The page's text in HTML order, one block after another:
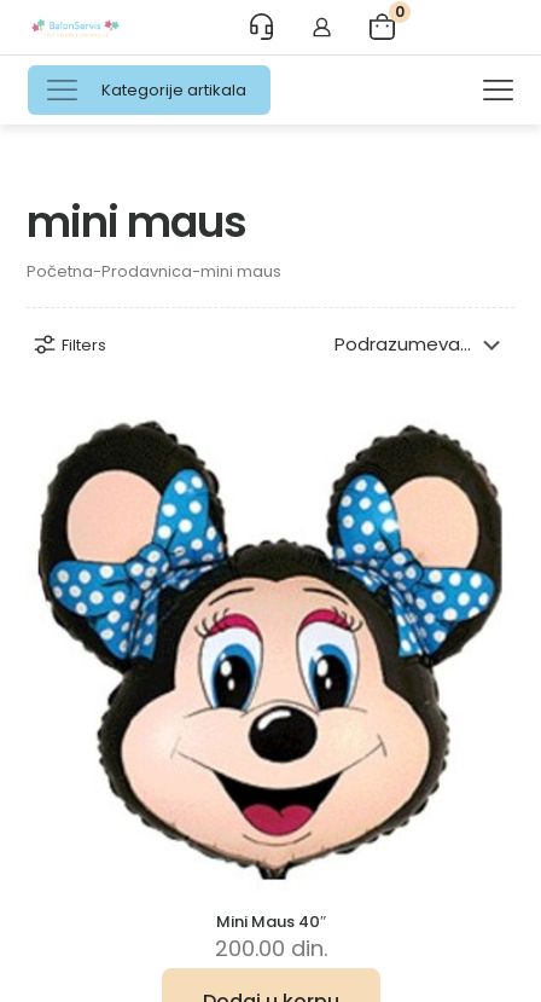
0
Kategorije artikala
mini maus
Početna-Prodavnica-mini maus
Filters
Mini Maus 40″
200.00 din.